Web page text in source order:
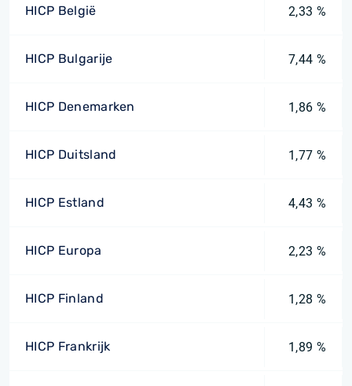
HICP België 2,33 %
HICP Bulgarije 7,44 %
HICP Denemarken 1,86 %
HICP Duitsland 1,77 %
HICP Estland 4,43 %
HICP Europa 2,23 %
HICP Finland 1,28 %
HICP Frankrijk 1,89 %